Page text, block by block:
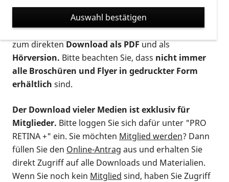
suchen. Die meisten Flyer und Broschüren werden in
verschiedenen Formaten angeboten: zur
postalischen Bestellung als gedruckte Variante
zum direktenDownload als PDFund als
Hörversion. Bitte beachten Sie, dass nicht immer
alle Broschüren und Flyer in gedruckter Form
erhältlich sind.
Der Download vieler Medien ist exklusiv für
Mitglieder. Bitte loggen Sie sich dafür unter "PRO
RETINA +" ein. Sie möchten Mitglied werden? Dann
füllen Sie den Online-Antrag aus und erhalten Sie
direkt Zugriff auf alle Downloads und Materialien.
Wenn Sie noch kein Mitglied sind, haben Sie Zugriff
Auswahl bestätigen